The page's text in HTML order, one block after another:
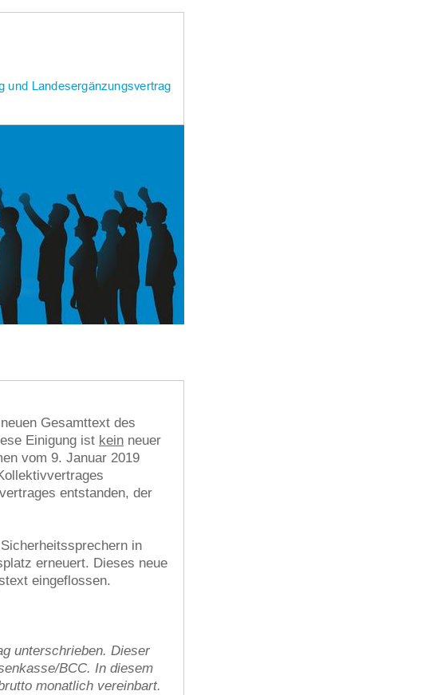
Gesamttext des
Einigung ist kein neuer
vom 9. Januar 2019
entstanden, der
in
erneuert. Dieses neue
eingeflossen.
unterschrieben. Dieser
BCC. In diesem
monatlich vereinbart.